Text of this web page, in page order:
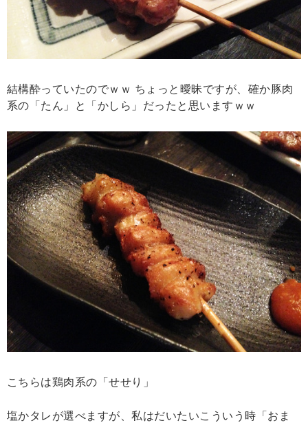
結構酔っていたのでｗｗ ちょっと曖昧ですが、確か豚肉
系の「たん」と「かしら」だったと思いますｗｗ
こちらは鶏肉系の「せせり」
塩かタレが選べますが、私はだいたいこういう時「おま